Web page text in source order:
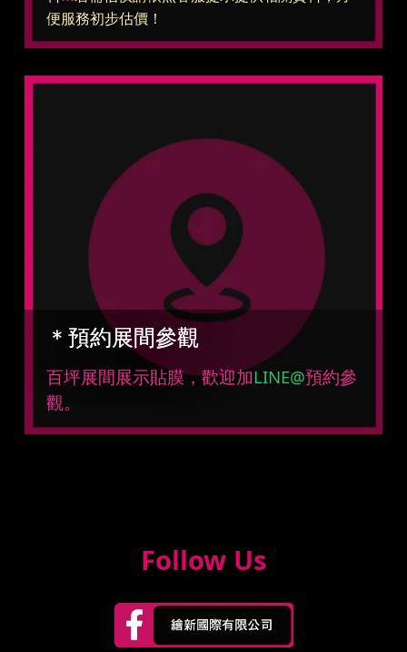
便服務初步估價！
＊預約展間參觀
百坪展間展示貼膜，歡迎加LINE@預約參
觀。
Follow Us